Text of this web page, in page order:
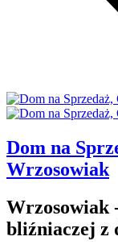
Dom na
Wrzosowiak
Wrzosowiak
bliźniaczej z